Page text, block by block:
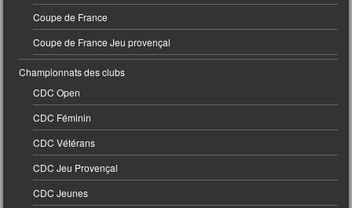
Coupe de France
Coupe de France Jeu provençal
Championnats des clubs
CDC Open
CDC Féminin
CDC Vétérans
CDC Jeu Provençal
CDC Jeunes